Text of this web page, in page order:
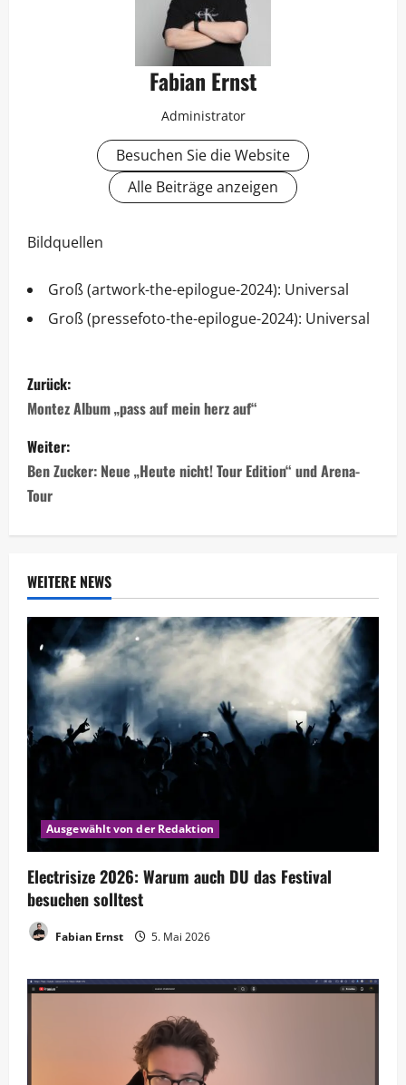
Fabian Ernst
Administrator
Besuchen Sie die Website
Alle Beiträge anzeigen
Bildquellen
Groß (artwork-the-epilogue-2024): Universal
Groß (pressefoto-the-epilogue-2024): Universal
Zurück:
Montez Album „pass auf mein herz auf“
Weiter:
Ben Zucker: Neue „Heute nicht! Tour Edition“ und Arena-
Tour
WEITERE NEWS
Ausgewählt von der Redaktion
Electrisize 2026: Warum auch DU das Festival
besuchen solltest
Fabian Ernst 5. Mai 2026